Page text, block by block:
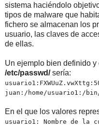
sistema haciéndolo
tipos de malware que
fichero se almacenan los
usuario, las claves de
de ellas.
Un ejemplo bien definido
/etc/passwd/sería:
juan:/home/usuario1:/
En el que los valores
usuario1: Nombre de la